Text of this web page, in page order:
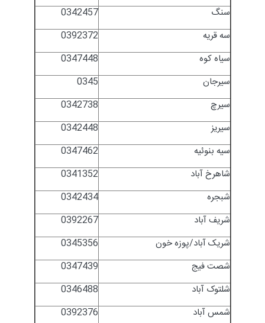
0342457
سنگ
0392372
سه قریه
0347448
سیاه کوه
0345
سیرجان
0342738
سیرچ
0342448
سیریز
0347462
سیه بنوئیه
0341352
شاهرخ آباد
0342434
شبجره
0392267
شریف آباد
0345356
شریک آباد/پوزه خون
0347439
شصت فیج
0346488
شلتوک آباد
0392376
شمس آباد